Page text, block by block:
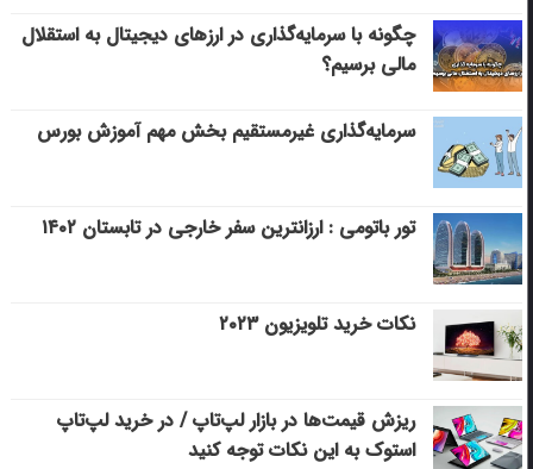
چگونه با سرمایه‌گذاری در ارزهای دیجیتال به استقلال
مالی برسیم؟
سرمایه‌گذاری غیرمستقیم بخش مهم آموزش بورس
تور باتومی : ارزانترین سفر خارجی در تابستان ۱۴۰۲
نکات خرید تلویزیون ۲۰۲۳
ریزش قیمت‌ها در بازار لپ‌تاپ / در خرید لپ‌تاپ
استوک به این نکات توجه کنید